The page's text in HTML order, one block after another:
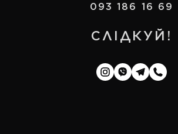
093 186 16 69
СЛІДКУЙ!